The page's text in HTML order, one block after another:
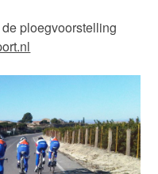
ploegvoorstelling